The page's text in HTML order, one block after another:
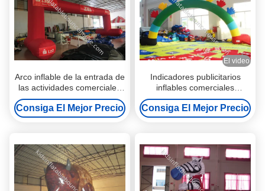
Arco inflable de la entrada de
las actividades comerciales
los 9,5 los x 3,5 m, publicidad
inflable gigante al aire libre
Consiga El Mejor Precio
El video
Indicadores publicitarios
inflables comerciales
personalizados para
actividades al aire libre
Consiga El Mejor Precio